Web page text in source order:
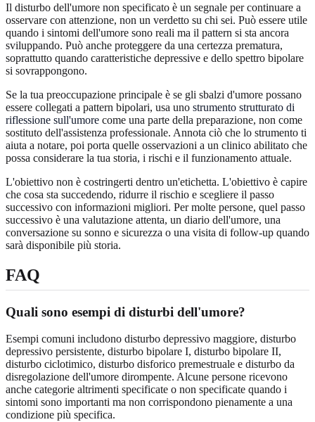
Il disturbo dell'umore non specificato è un segnale per continuare a
osservare con attenzione, non un verdetto su chi sei. Può essere utile
quando i sintomi dell'umore sono reali ma il pattern si sta ancora
sviluppando. Può anche proteggere da una certezza prematura,
soprattutto quando caratteristiche depressive e dello spettro bipolare
si sovrappongono.
Se la tua preoccupazione principale è se gli sbalzi d'umore possano
essere collegati a pattern bipolari, usa uno strumento strutturato di
riflessione sull'umore come una parte della preparazione, non come
sostituto dell'assistenza professionale. Annota ciò che lo strumento ti
aiuta a notare, poi porta quelle osservazioni a un clinico abilitato che
possa considerare la tua storia, i rischi e il funzionamento attuale.
L'obiettivo non è costringerti dentro un'etichetta. L'obiettivo è capire
che cosa sta succedendo, ridurre il rischio e scegliere il passo
successivo con informazioni migliori. Per molte persone, quel passo
successivo è una valutazione attenta, un diario dell'umore, una
conversazione su sonno e sicurezza o una visita di follow-up quando
sarà disponibile più storia.
FAQ
Quali sono esempi di disturbi dell'umore?
Esempi comuni includono disturbo depressivo maggiore, disturbo
depressivo persistente, disturbo bipolare I, disturbo bipolare II,
disturbo ciclotimico, disturbo disforico premestruale e disturbo da
disregolazione dell'umore dirompente. Alcune persone ricevono
anche categorie altrimenti specificate o non specificate quando i
sintomi sono importanti ma non corrispondono pienamente a una
condizione più specifica.